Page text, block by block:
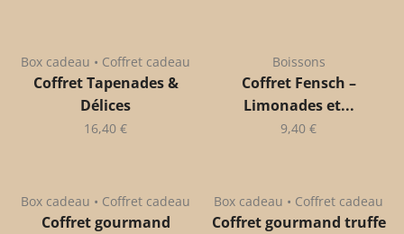
Box cadeau • Coffret cadeau
Coffret Tapenades &
Délices
16,40 €
Boissons
Coffret Fensch –
Limonades et...
9,40 €
Box cadeau • Coffret cadeau
Coffret gourmand
Box cadeau • Coffret cadeau
Coffret gourmand truffe